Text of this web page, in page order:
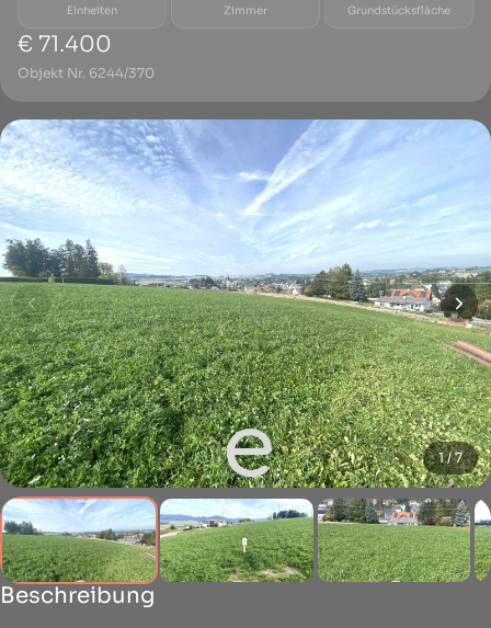
Einheiten Zimmer Grundstücksfläche
€ 71.400
Objekt Nr. 6244/370
1 / 7
Beschreibung